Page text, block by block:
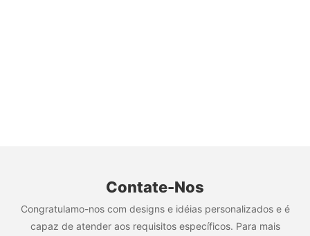
Contate-Nos
Congratulamo-nos com designs e idéias personalizados e é
capaz de atender aos requisitos específicos. Para mais